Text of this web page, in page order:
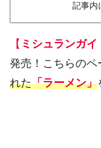
記事内
【 ミシュランガ
発売！こちらのペ
れた「ラーメン」